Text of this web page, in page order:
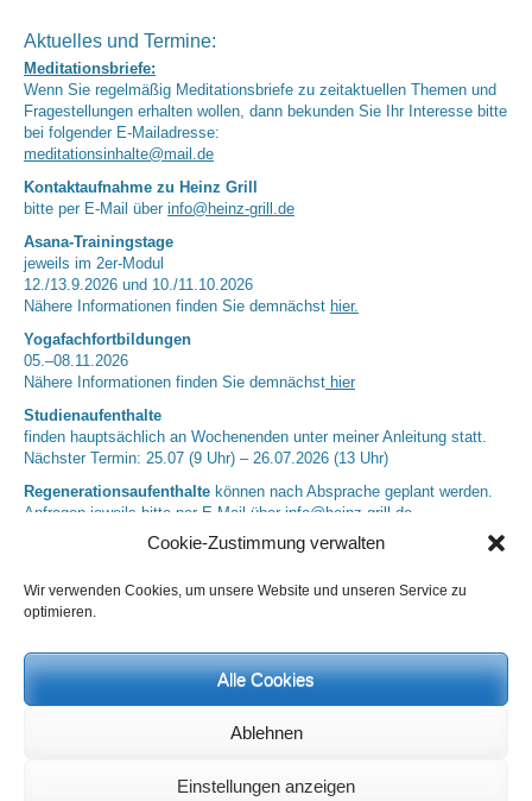
Cookie-Zustimmung verwalten
Wir verwenden Cookies, um unsere Website und unseren Service zu
optimieren.
Alle Cookies
Ablehnen
Einstellungen anzeigen
Aktuelles und Termine:
Meditationsbriefe:
Wenn Sie regelmäßig Meditationsbriefe zu zeitaktuellen Themen und
Fragestellungen erhalten wollen, dann bekunden Sie Ihr Interesse bitte
bei folgender E-Mailadresse:
meditationsinhalte@mail.de
Kontaktaufnahme zu Heinz Grill
bitte per E-Mail über info@heinz-grill.de
Asana-Trainingstage
jeweils im 2er-Modul
12./13.9.2026 und 10./11.10.2026
Nähere Informationen finden Sie demnächst hier.
Yogafachfortbildungen
05.–08.11.2026
Nähere Informationen finden Sie demnächst hier
Studienaufenthalte
finden hauptsächlich an Wochenenden unter meiner Anleitung statt.
Nächster Termin: 25.07 (9 Uhr) – 26.07.2026 (13 Uhr)
Regenerationsaufenthalte können nach Absprache geplant werden.
Anfragen jeweils bitte per E-Mail über info@heinz-grill.de
Nächster Termin: 09.08. (18 Uhr) – 16.08.2026 (13 Uhr)